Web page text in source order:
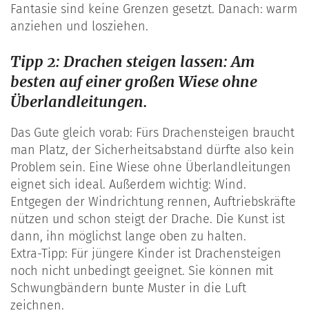
Fantasie sind keine Grenzen gesetzt. Danach: warm
anziehen und losziehen.
Tipp 2: Drachen steigen lassen: Am
besten auf einer großen Wiese ohne
Überlandleitungen.
Das Gute gleich vorab: Fürs Drachensteigen braucht
man Platz, der Sicherheitsabstand dürfte also kein
Problem sein. Eine Wiese ohne Überlandleitungen
eignet sich ideal. Außerdem wichtig: Wind.
Entgegen der Windrichtung rennen, Auftriebskräfte
nützen und schon steigt der Drache. Die Kunst ist
dann, ihn möglichst lange oben zu halten.
Extra-Tipp: Für jüngere Kinder ist Drachensteigen
noch nicht unbedingt geeignet. Sie können mit
Schwungbändern bunte Muster in die Luft
zeichnen.